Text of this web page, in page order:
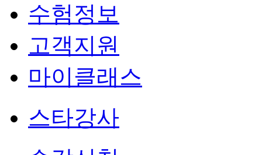
수험정보
고객지원
마이클래스
스타강사